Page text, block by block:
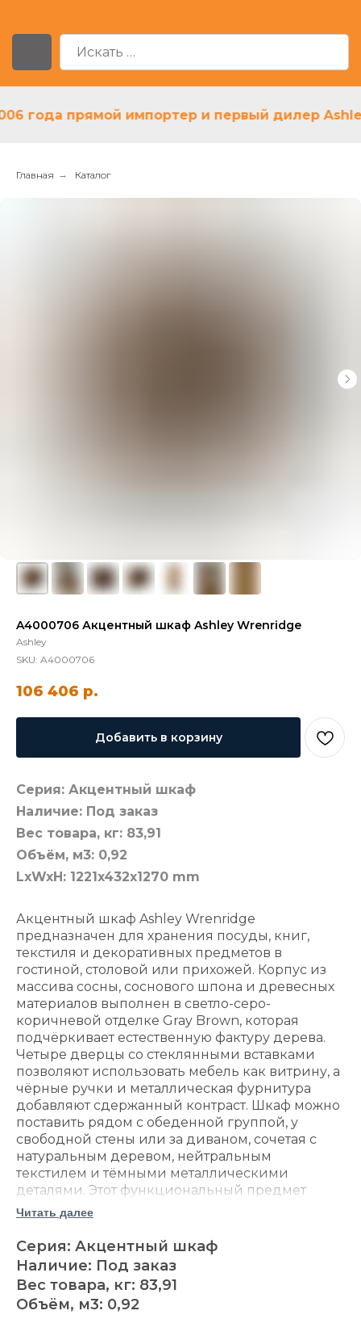
прямой импортер и первый дилер Ashley в
Главная → Каталог
A4000706 Акцентный шкаф Ashley Wrenridge
Ashley
SKU: A4000706
106 406 р.
Добавить в корзину
Серия: Акцентный шкаф
Наличие: Под заказ
Вес товара, кг: 83,91
Объём, м3: 0,92
LxWxH: 1221x432x1270 mm
Акцентный шкаф Ashley Wrenridge
предназначен для хранения посуды, книг,
текстиля и декоративных предметов в
гостиной, столовой или прихожей. Корпус из
массива сосны, соснового шпона и древесных
материалов выполнен в светло-серо-
коричневой отделке Gray Brown, которая
подчёркивает естественную фактуру дерева.
Четыре дверцы со стеклянными вставками
позволяют использовать мебель как витрину, а
чёрные ручки и металлическая фурнитура
добавляют сдержанный контраст. Шкаф можно
поставить рядом с обеденной группой, у
свободной стены или за диваном, сочетая с
натуральным деревом, нейтральным
текстилем и тёмными металлическими
деталями. Этот функциональный предмет
обстановки изготовлен на американской
фабрике Ashley Furniture.
корпус изготовлен из массива сосны,
соснового шпона и древесных
материалов;
отделка Gray Brown имеет светлый серо-
Читать далее
Серия: Акцентный шкаф
Наличие: Под заказ
Вес товара, кг: 83,91
Объём, м3: 0,92